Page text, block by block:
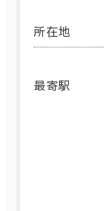
所在地
最寄駅